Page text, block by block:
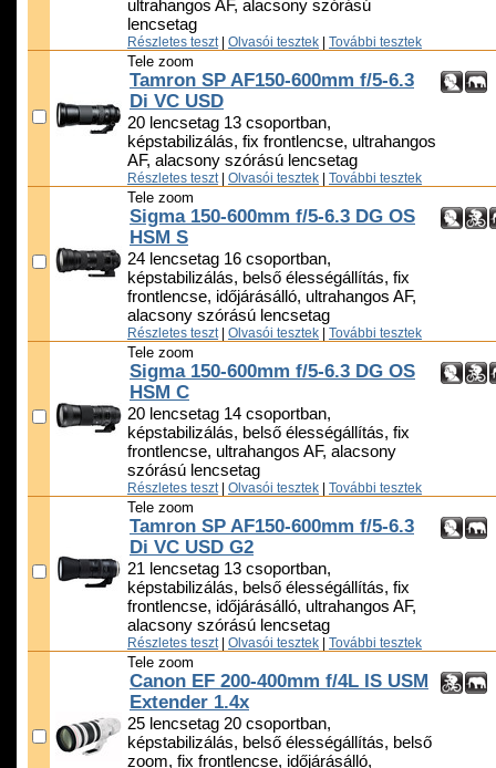
ultrahangos AF, alacsony szórású
lencsetag
Részletes teszt Olvasói tesztek További tesztek
Tele zoom
Tamron SP AF150-600mm f/5-6.3
Di VC USD
20 lencsetag 13 csoportban,
képstabilizálás, fix frontlencse, ultrahangos
AF, alacsony szórású lencsetag
Részletes teszt Olvasói tesztek További tesztek
Tele zoom
Sigma 150-600mm f/5-6.3 DG OS
HSM S
24 lencsetag 16 csoportban,
képstabilizálás, belső élességállítás, fix
frontlencse, időjárásálló, ultrahangos AF,
alacsony szórású lencsetag
Részletes teszt Olvasói tesztek További tesztek
Tele zoom
Sigma 150-600mm f/5-6.3 DG OS
HSM C
20 lencsetag 14 csoportban,
képstabilizálás, belső élességállítás, fix
frontlencse, ultrahangos AF, alacsony
szórású lencsetag
Részletes teszt Olvasói tesztek További tesztek
Tele zoom
Tamron SP AF150-600mm f/5-6.3
Di VC USD G2
21 lencsetag 13 csoportban,
képstabilizálás, belső élességállítás, fix
frontlencse, időjárásálló, ultrahangos AF,
alacsony szórású lencsetag
Részletes teszt Olvasói tesztek További tesztek
Tele zoom
Canon EF 200-400mm f/4L IS USM
Extender 1.4x
25 lencsetag 20 csoportban,
képstabilizálás, belső élességállítás, belső
zoom, fix frontlencse, időjárásálló,